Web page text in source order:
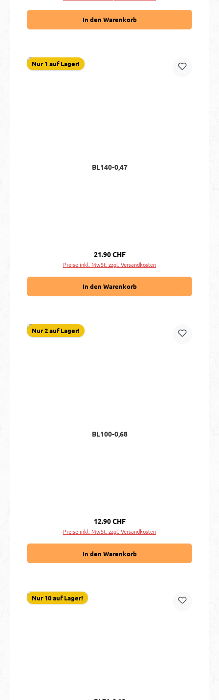
In den Warenkorb
Nur 1 auf Lager!
BL140-0,47
Regulärer Preis:
21.90 CHF
Preise inkl. MwSt. zzgl. Versandkosten
In den Warenkorb
Nur 2 auf Lager!
BL100-0,68
Regulärer Preis:
12.90 CHF
Preise inkl. MwSt. zzgl. Versandkosten
In den Warenkorb
Nur 10 auf Lager!